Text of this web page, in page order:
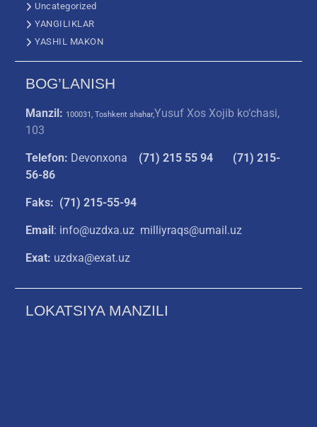
Uncategorized
YANGILIKLAR
YASHIL MAKON
BOG’LANISH
Manzil: 100031, Toshkent shahar,Yusuf Xos Xojib ko‘chasi,
103
Telefon: Devonxona (71) 215 55 94
(71) 215-
56-86
Faks: (71) 215-55-94
Email: info@uzdxa.uz milliyraqs@umail.uz
Exat: uzdxa@exat.uz
LOKATSIYA MANZILI